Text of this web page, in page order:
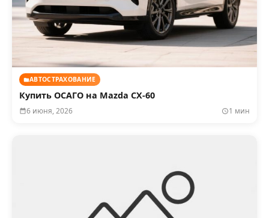
АВТОСТРАХОВАНИЕ
Купить ОСАГО на Mazda CX-60
6 июня, 2026 1 мин